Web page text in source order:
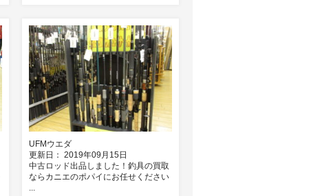
UFMウエダ
更新日： 2019年09月15日
中古ロッド出品しました！釣具の買取
ならカニエのポパイにお任せください
...